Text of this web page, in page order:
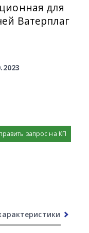
для
Ватерплаг
запрос на КП